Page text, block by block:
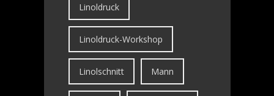
Linoldruck
Linoldruck-Workshop
Linolschnitt Mann